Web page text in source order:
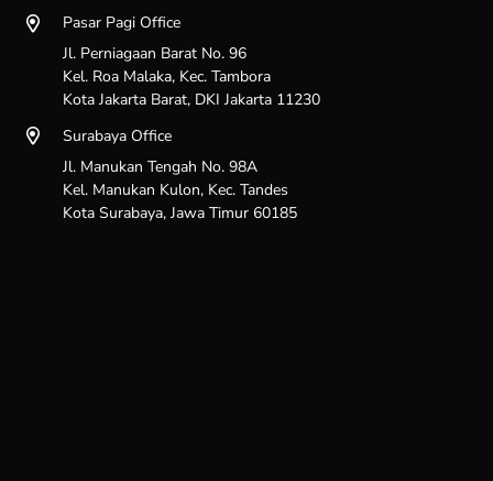
Pasar Pagi Office
Jl. Perniagaan Barat No. 96
Kel. Roa Malaka, Kec. Tambora
Kota Jakarta Barat, DKI Jakarta 11230
Surabaya Office
Jl. Manukan Tengah No. 98A
Kel. Manukan Kulon, Kec. Tandes
Kota Surabaya, Jawa Timur 60185